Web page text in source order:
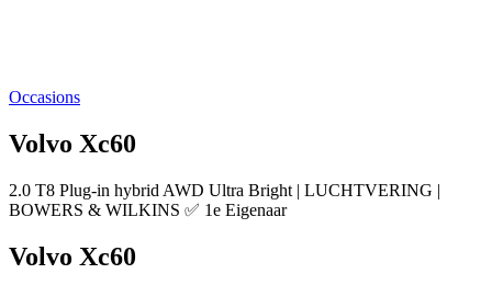
Occasions
Volvo Xc60
2.0 T8 Plug-in hybrid AWD Ultra Bright | LUCHTVERING |
BOWERS & WILKINS ✅ 1e Eigenaar
Volvo Xc60